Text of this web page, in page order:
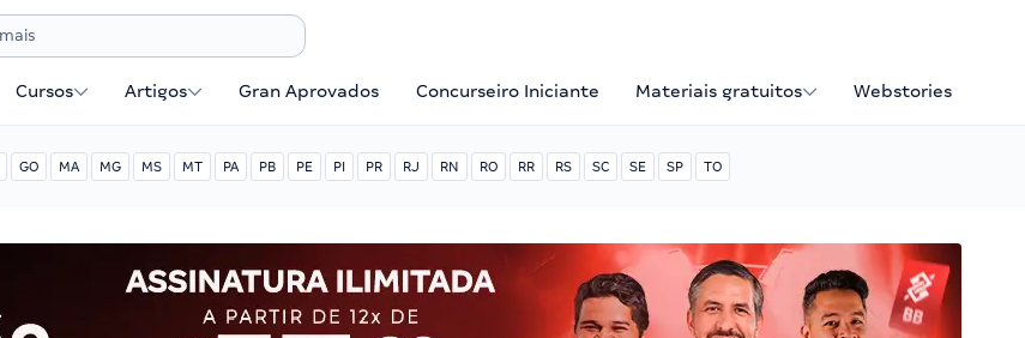
Cursos Artigos Gran Aprovados Concurseiro Iniciante Materiais gratuitos Webstories
GO MA MG MS MT PA PB PE PI PR RJ RN RO RR RS SC SE SP TO